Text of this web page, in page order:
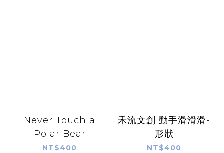
Never Touch a
Polar Bear
NT$400
禾流文創 動手滑滑滑-
形狀
NT$400